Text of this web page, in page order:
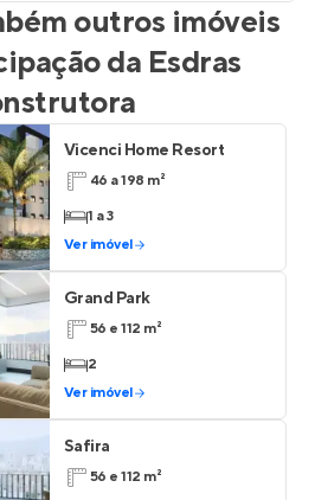
outros imóveis
da Esdras
Vicenci Home Resort
46 a 198 m²
1 a 3
Ver imóvel
Grand Park
56 e 112 m²
2
Ver imóvel
Safira
56 e 112 m²